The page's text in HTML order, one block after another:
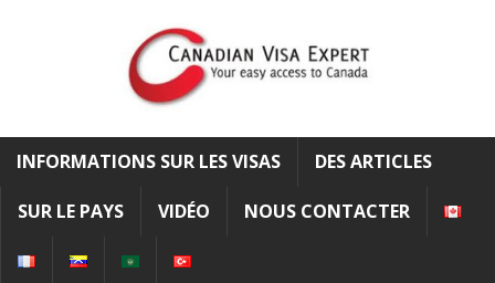
INFORMATIONS SUR LES VISAS DES ARTICLES
SUR LE PAYS VIDÉO NOUS CONTACTER